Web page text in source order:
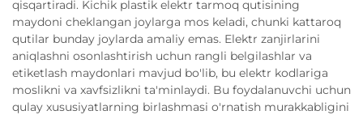
qisqartiradi. Kichik plastik elektr tarmoq qutisining
maydoni cheklangan joylarga mos keladi, chunki kattaroq
qutilar bunday joylarda amaliy emas. Elektr zanjirlarini
aniqlashni osonlashtirish uchun rangli belgilashlar va
etiketlash maydonlari mavjud bo'lib, bu elektr kodlariga
moslikni va xavfsizlikni ta'minlaydi. Bu foydalanuvchi uchun
qulay xususiyatlarning birlashmasi o'rnatish murakkabligini